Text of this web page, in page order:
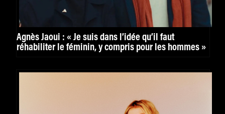
Agnès Jaoui : « Je suis dans l’idée qu’il faut
réhabiliter le féminin, y compris pour les hommes »